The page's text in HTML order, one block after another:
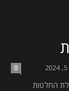
0
החלטות